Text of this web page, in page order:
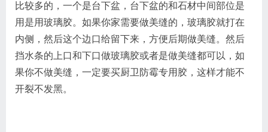
比较多的，一个是台下盆，台下盆的和石材中间部位是
用是用玻璃胶。如果你家需要做美缝的，玻璃胶就打在
内侧，然后这个边口给留下来，方便后期做美缝。然后
挡水条的上口和下口做玻璃胶或者是做美缝都可以，如
果你不做美缝，一定要买厨卫防霉专用胶，这样才能不
开裂不发黑。